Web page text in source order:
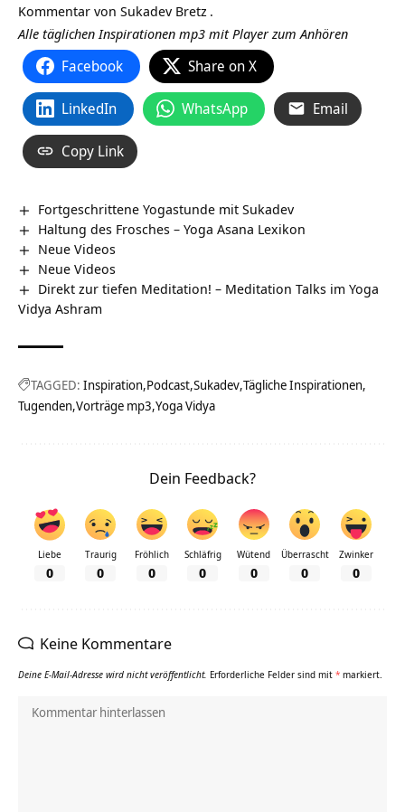
Kommentar von Sukadev Bretz .
Alle täglichen Inspirationen mp3 mit Player zum Anhören
Facebook Share on X
LinkedIn WhatsApp Email
Copy Link
Fortgeschrittene Yogastunde mit Sukadev
Haltung des Frosches – Yoga Asana Lexikon
Neue Videos
Neue Videos
Direkt zur tiefen Meditation! – Meditation Talks im Yoga
Vidya Ashram
TAGGED: Inspiration Podcast Sukadev Tägliche Inspirationen
Tugenden Vorträge mp3 Yoga Vidya
Dein Feedback?
Liebe
0
Traurig
0
Fröhlich
0
Schläfrig
0
Wütend
0
Überrascht
0
Zwinker
0
Keine Kommentare
Deine E-Mail-Adresse wird nicht veröffentlicht. Erforderliche Felder sind mit * markiert.